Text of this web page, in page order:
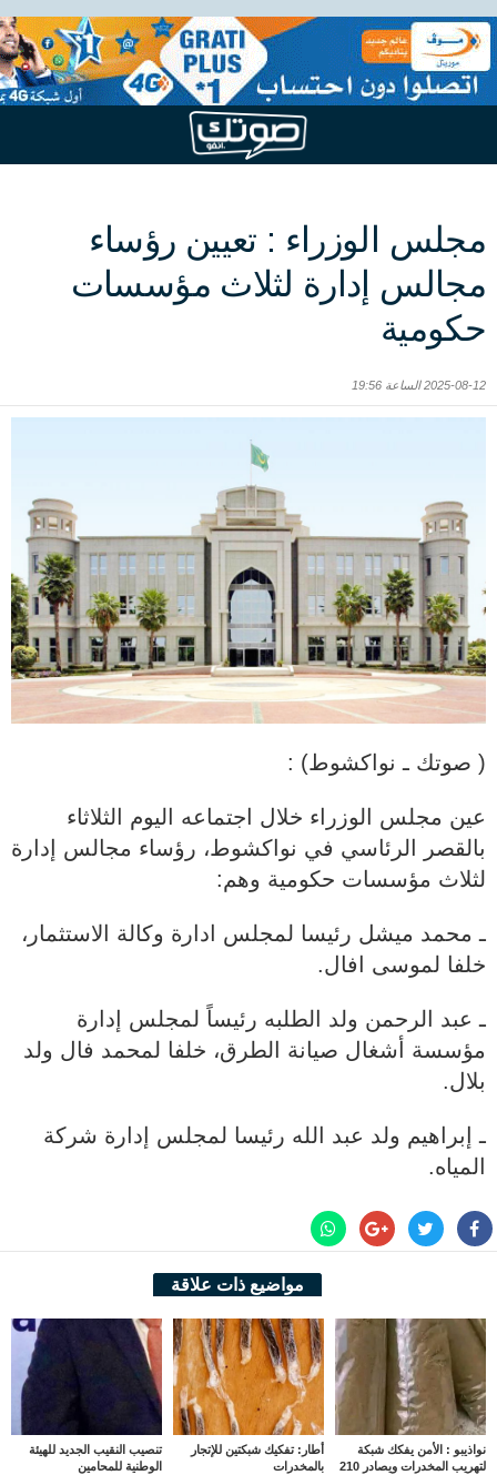
مجلس الوزراء : تعيين رؤساء
مجالس إدارة لثلاث مؤسسات
حكومية
2025-08-12 الساعة 19:56
( صوتك ـ نواكشوط) :
عين مجلس الوزراء خلال اجتماعه اليوم الثلاثاء
بالقصر الرئاسي في نواكشوط، رؤساء مجالس إدارة
لثلاث مؤسسات حكومية وهم:
ـ محمد ميشل رئيسا لمجلس ادارة وكالة الاستثمار،
خلفا لموسى افال.
ـ عبد الرحمن ولد الطلبه رئيساً لمجلس إدارة
مؤسسة أشغال صيانة الطرق، خلفا لمحمد فال ولد
بلال.
ـ إبراهيم ولد عبد الله رئيسا لمجلس إدارة شركة
المياه.
مواضيع ذات علاقة
نواذيبو : الأمن يفكك شبكة
لتهريب المخدرات ويصادر 210
أطار: تفكيك شبكتين للإتجار
بالمخدرات
تنصيب النقيب الجديد للهيئة
الوطنية للمحامين